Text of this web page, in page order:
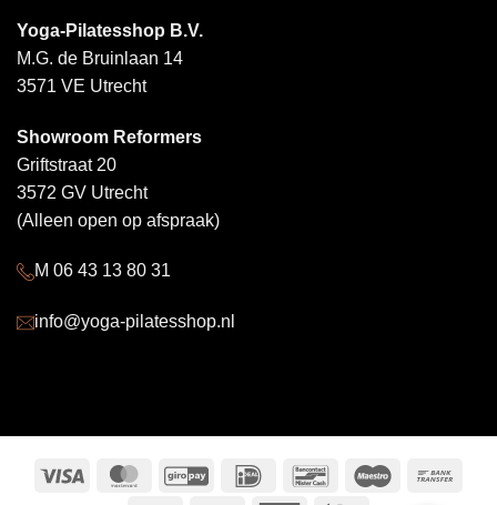
Yoga-Pilatesshop B.V.
M.G. de Bruinlaan 14
3571 VE Utrecht
Showroom Reformers
Griftstraat 20
3572 GV Utrecht
(Alleen open op afspraak)
M 06 43 13 80 31
info@yoga-pilatesshop.nl
Visa MasterCardGiroPay IDeal BancontactMaestro